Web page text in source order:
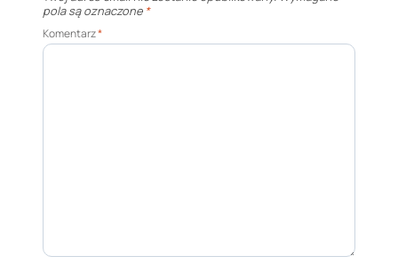
pola są oznaczone *
Komentarz*